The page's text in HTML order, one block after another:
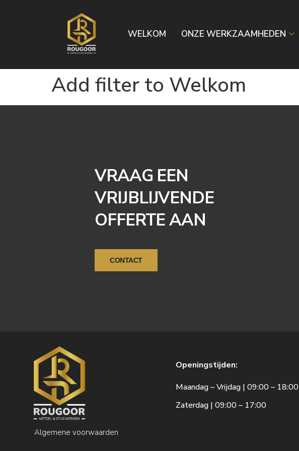
WELKOM ONZE WERKZAAMHEDEN
Add filter to Welkom
VRAAG EEN
VRIJBLIJVENDE
OFFERTE AAN
CONTACT
Algemene voorwaarden
Openingstijden:
Maandag – Vrijdag | 09:00 – 18:00
Zaterdag | 09:00 – 17:00